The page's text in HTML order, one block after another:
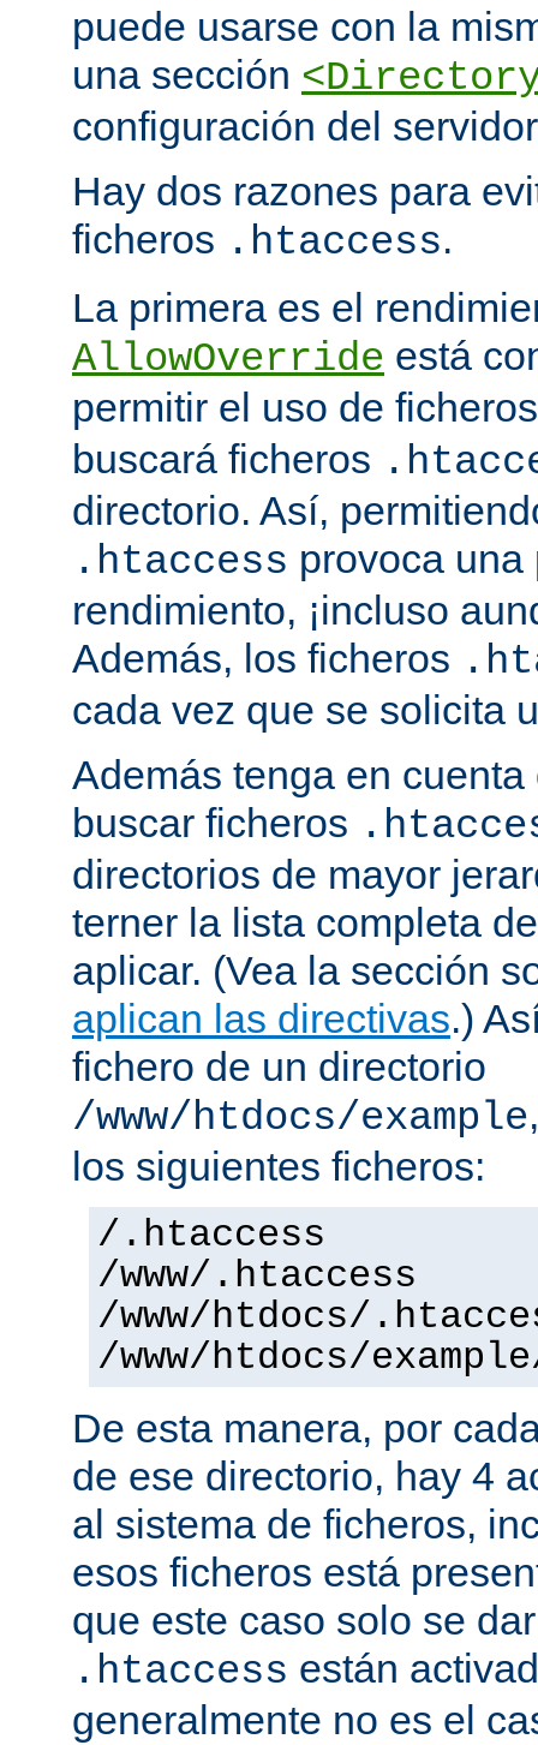
puede usarse con la
una sección
configuración del
Hay dos razones para
ficheros .htaccess.
La primera es el
AllowOverride está
permitir el uso de
buscará ficheros
directorio. Así,
.htaccess provoca una
rendimiento, ¡incluso
Además, los ficheros
cada vez que se solicita
Además tenga en
buscar ficheros
directorios de mayor
terner la lista completa
aplicar. (Vea la sección
aplican las directivas.)
fichero de un directorio
/www/htdocs/example
los siguientes ficheros:
/.htaccess
/www/.htaccess
/www/htdocs/
/www/htdocs/
De esta manera, por
de ese directorio, hay 4
al sistema de ficheros,
esos ficheros está
que este caso solo se
.htaccess están
generalmente no es el